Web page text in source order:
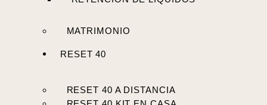
MATRIMONIO
RESET 40
RESET 40 A DISTANCIA